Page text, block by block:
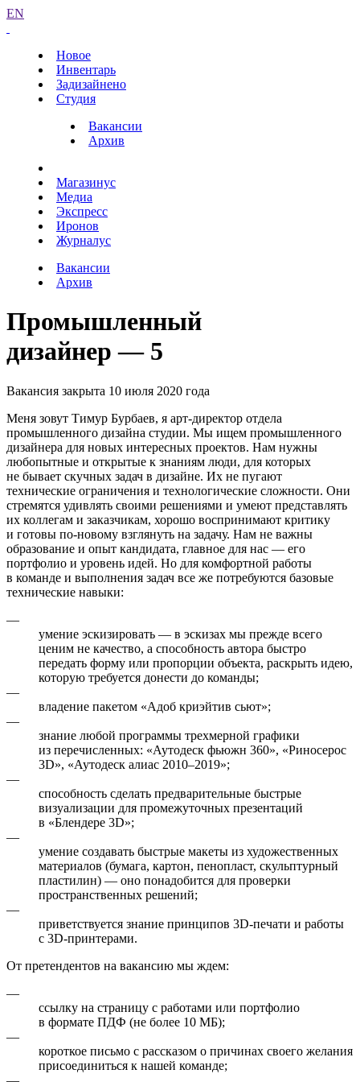
EN
Новое
Инвентарь
Задизайнено
Студия
Вакансии
Архив
Магазинус
Медиа
Экспресс
Иронов
Журналус
Вакансии
Архив
Промышленный
дизайнер — 5
Вакансия закрыта 10 июля 2020 года
Меня зовут Тимур Бурбаев, я aрт-директор отдела
промышленного дизайна студии. Мы ищем промышленного
дизайнера для новых интересных проектов. Нам нужны
любопытные и открытые к знаниям люди, для которых
не бывает скучных задач в дизайне. Их не пугают
технические ограничения и технологические сложности. Они
стремятся удивлять своими решениями и умеют представлять
их коллегам и заказчикам, хорошо воспринимают критику
и готовы по-новому взглянуть на задачу. Нам не важны
образование и опыт кандидата, главное для нас — его
портфолио и уровень идей. Но для комфортной работы
в команде и выполнения задач все же потребуются базовые
технические навыки:
—
умение эскизировать — в эскизах мы прежде всего
ценим не качество, а способность автора быстро
передать форму или пропорции объекта, раскрыть идею,
которую требуется донести до команды;
—
владение пакетом «Адоб криэйтив сьют»;
—
знание любой программы трехмерной графики
из перечисленных: «Аутодеск фьюжн 360», «Риносерос
3D», «Аутодеск алиас 2010–2019»;
—
способность сделать предварительные быстрые
визуализации для промежуточных презентаций
в «Блендере 3D»;
—
умение создавать быстрые макеты из художественных
материалов (бумага, картон, пенопласт, скульптурный
пластилин) — оно понадобится для проверки
пространственных решений;
—
приветствуется знание принципов 3D-печати и работы
с 3D-принтерами.
От претендентов на вакансию мы ждем:
—
ссылку на страницу с работами или портфолио
в формате ПДФ (не более 10 МБ);
—
короткое письмо с рассказом о причинах своего желания
присоединиться к нашей команде;